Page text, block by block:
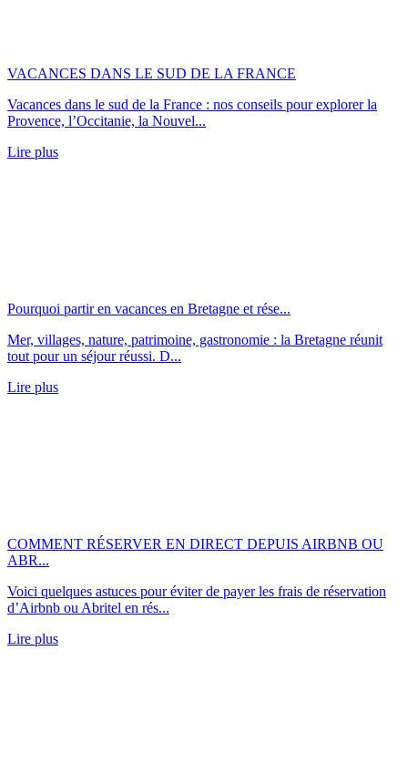
VACANCES DANS LE SUD DE LA FRANCE
Vacances dans le sud de la France : nos conseils pour explorer la
Provence, l’Occitanie, la Nouvel...
Lire plus
Pourquoi partir en vacances en Bretagne et rése...
Mer, villages, nature, patrimoine, gastronomie : la Bretagne réunit
tout pour un séjour réussi. D...
Lire plus
COMMENT RÉSERVER EN DIRECT DEPUIS AIRBNB OU
ABR...
Voici quelques astuces pour éviter de payer les frais de réservation
d’Airbnb ou Abritel en rés...
Lire plus